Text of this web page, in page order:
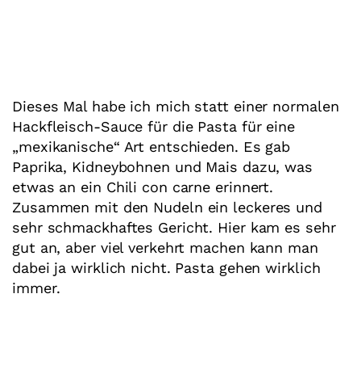
Dieses Mal habe ich mich statt einer normalen
Hackfleisch-Sauce für die Pasta für eine
„mexikanische“ Art entschieden. Es gab
Paprika, Kidneybohnen und Mais dazu, was
etwas an ein Chili con carne erinnert.
Zusammen mit den Nudeln ein leckeres und
sehr schmackhaftes Gericht. Hier kam es sehr
gut an, aber viel verkehrt machen kann man
dabei ja wirklich nicht. Pasta gehen wirklich
immer.